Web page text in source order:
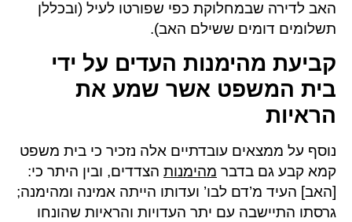
האב לדירה שבמחלוקת כפי שפורטו לעיל (ובכללן
תשלומים דומים ששילם האב).
קביעת מהימנות העדים על ידי
בית המשפט אשר שמע את
הראיות
נוסף על ממצאים עובדתיים אלה נזכיר כי בית משפט
קמא קבע גם בדבר מהימנות הצדדים, ובין היתר כי:
[האב] העיד מ’דם לבו’ ועדותו הייתה אמינה ומהימנה;
גרסתו התיישבה עם יתר העדויות והראיות שהונחו